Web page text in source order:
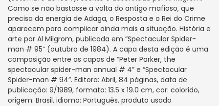
Como se não bastasse a volta do antigo mafioso, que
precisa da energia de Adaga, o Resposta e o Rei do Crime
aparecem para complicar ainda mais a situação. História e
arte por Al Milgrom, publicada em “Spectacular Spider-
man # 95” (outubro de 1984). A capa desta edição é uma
composição entre as capas de “Peter Parker, the
spectacular spider-man annual # 4” e “Spectacular
Spider-man # 94”. Editora: Abril, 84 páginas, data de
publicação: 9/1989, formato: 13.5 x 19.0 cm, cor: colorido,
origem: Brasil, idioma: Português, produto usado